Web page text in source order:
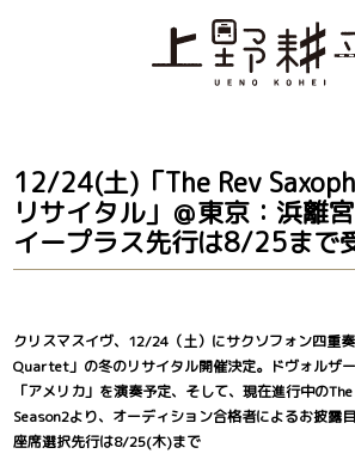
12/24(土)「The Rev
リサイタル」＠東京：浜離
イープラス先行は8/25まで
クリスマスイヴ、12/24（土）にサクソフォン四重
Quartet」の冬のリサイタル開催決定。ドヴォルザ
「アメリカ」を演奏予定、そして、現在進行中の
Season2より、オーディション合格者によるお披露
座席選択先行は8/25(木)まで